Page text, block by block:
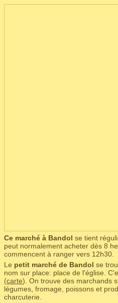
Ce marché à Bandol se tient
peut normalement acheter dès 8
commencent à ranger vers 12h30.
Le petit marché de Bandol se
nom sur place: place de l'église.
(carte). On trouve des marchands
légumes, fromage, poissons et
charcuterie.